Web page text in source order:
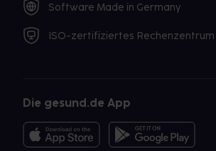
Software Made in Germany
ISO-zertifiziertes Rechenzentrum
Die gesund.de App